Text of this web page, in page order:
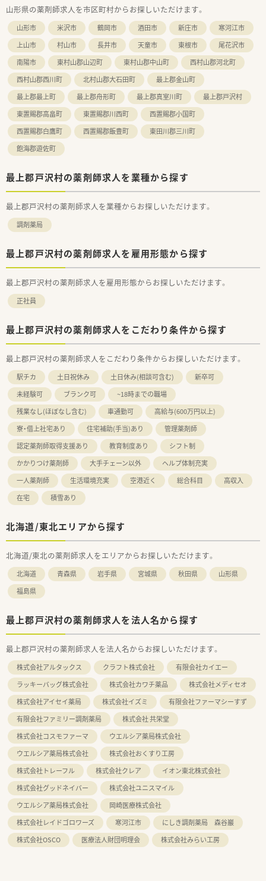
経験やスキルに応じて高水準の給与が提示されます。
■単身の世帯主には社宅費用を全額提供する制度があり、上限
30万円の引越し手当も支給されるため遠方からも安心です。
山形県の薬剤師求人を市区町村からお探しいただけます。
山形市 米沢市 鶴岡市 酒田市 新庄市
寒河江市
上山市
村山市 長井市 天童市 東根市
尾花沢市
南陽市
東村山郡山辺町 東村山郡中山町
西村山郡河北町
西村山郡西川町
北村山郡大石田町
最上郡金山町
最上郡最上町
最上郡舟形町 最上郡真室川町
最上郡戸沢村
東置賜郡高畠町
東置賜郡川西町
西置賜郡小国町
西置賜郡白鷹町
西置賜郡飯豊町
東田川郡三川町
飽海郡遊佐町
最上郡戸沢村の薬剤師求人を業種から探す
最上郡戸沢村の薬剤師求人を業種からお探しいただけます。
調剤薬局
最上郡戸沢村の薬剤師求人を雇用形態から探す
最上郡戸沢村の薬剤師求人を雇用形態からお探しいただけます。
正社員
最上郡戸沢村の薬剤師求人をこだわり条件から探す
最上郡戸沢村の薬剤師求人をこだわり条件からお探しいただけます。
駅チカ 土日祝休み 土日休み(相談可含む)
新卒可
未経験可
ブランク可
~18時までの職場
残業なし(ほぼなし含む)
車通勤可
高給与(600万円以上)
寮・借上社宅あり
住宅補助(手当)あり
管理薬剤師
認定薬剤師取得支援あり
教育制度あり
シフト制
かかりつけ薬剤師
大手チェーン以外
ヘルプ体制充実
一人薬剤師
生活環境充実 空港近く 総合科目
高収入
在宅
積雪あり
北海道/東北エリアから探す
北海道/東北の薬剤師求人をエリアからお探しいただけます。
北海道 青森県 岩手県 宮城県 秋田県
山形県
福島県
最上郡戸沢村の薬剤師求人を法人名から探す
最上郡戸沢村の薬剤師求人を法人名からお探しいただけます。
株式会社アルタックス クラフト株式会社
有限会社カイエー
ラッキーバッグ株式会社
株式会社カワチ薬品
株式会社メディセオ
株式会社アイセイ薬局
株式会社イズミ
有限会社ファーマシーすず
有限会社ファミリー調剤薬局
株式会社 共栄堂
株式会社コスモファーマ
ウエルシア薬局株式会社
ウエルシア薬局株式会社
株式会社おくすり工房
株式会社トレーフル
株式会社クレア
イオン東北株式会社
株式会社グッドネイバー
株式会社ユニスマイル
ウエルシア薬局株式会社
岡崎医療株式会社
株式会社レイドゴロワーズ
寒河江市
にしき調剤薬局 森谷巖
株式会社OSCO
医療法人財団明理会 株式会社みらい工房